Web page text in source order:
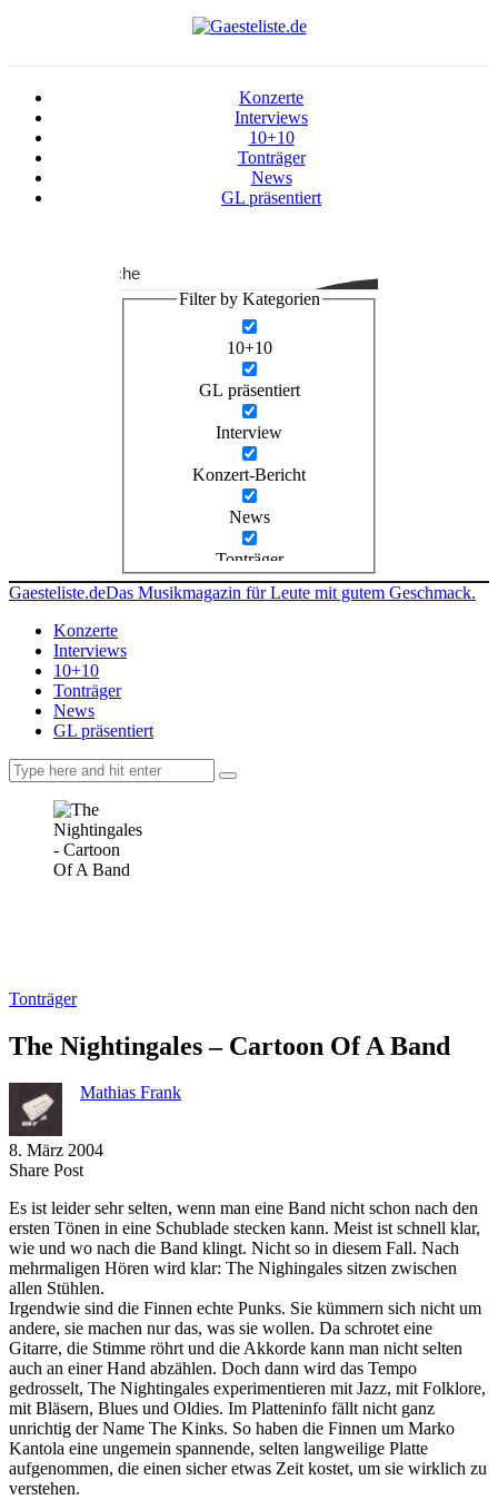
Konzerte
Interviews
10+10
Tonträger
News
GL präsentiert
Suche
Filter by Kategorien
10+10
GL präsentiert
Interview
Konzert-Bericht
News
Tonträger
Gaesteliste.deDas Musikmagazin für Leute mit gutem Geschmack.
Konzerte
Interviews
10+10
Tonträger
News
GL präsentiert
Tonträger
The Nightingales – Cartoon Of A Band
Mathias Frank
8. März 2004
Share PostShare
Facebook
Copy
to
clipboard
Send
via
eMail
Es ist leider sehr selten, wenn man eine Band nicht schon nach den
ersten Tönen in eine Schublade stecken kann. Meist ist schnell klar,
wie und wo nach die Band klingt. Nicht so in diesem Fall. Nach
mehrmaligen Hören wird klar: The Nighingales sitzen zwischen
allen Stühlen.
Irgendwie sind die Finnen echte Punks. Sie kümmern sich nicht um
andere, sie machen nur das, was sie wollen. Da schrotet eine
Gitarre, die Stimme röhrt und die Akkorde kann man nicht selten
auch an einer Hand abzählen. Doch dann wird das Tempo
gedrosselt, The Nightingales experimentieren mit Jazz, mit Folklore,
mit Bläsern, Blues und Oldies. Im Platteninfo fällt nicht ganz
unrichtig der Name The Kinks. So haben die Finnen um Marko
Kantola eine ungemein spannende, selten langweilige Platte
aufgenommen, die einen sicher etwas Zeit kostet, um sie wirklich zu
verstehen.